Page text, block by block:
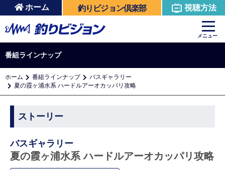
ホーム 釣りビジョン倶楽部 視聴方法
メニュー
番組ラインナップ
ホーム 番組ラインナップ
バスギャラリー
夏の霞ヶ浦水系 ハードルアーオカッパリ攻略
ストーリー
バスギャラリー
夏の霞ヶ浦水系 ハードルアーオカッパリ攻略